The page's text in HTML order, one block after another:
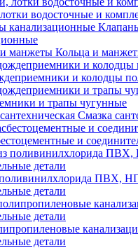
водосточные и
Кольца и
и колодцы
и трапы чугунные
Смазка
и
ПВХ,
детали
детали